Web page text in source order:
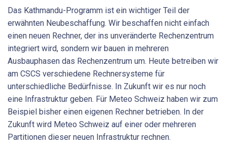
Das Kathmandu-​Programm ist ein wichtiger Teil der
erwähnten Neubeschaffung. Wir beschaffen nicht einfach
einen neuen Rechner, der ins unveränderte Rechenzentrum
integriert wird, sondern wir bauen in mehreren
Ausbauphasen das Rechenzentrum um. Heute betreiben wir
am CSCS verschiedene Rechnersysteme für
unterschiedliche Bedürfnisse. In Zukunft wir es nur noch
eine Infrastruktur geben. Für Meteo Schweiz haben wir zum
Beispiel bisher einen eigenen Rechner betrieben. In der
Zukunft wird Meteo Schweiz auf einer oder mehreren
Partitionen dieser neuen Infrastruktur rechnen.